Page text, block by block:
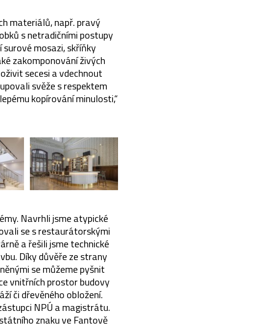
materiálů, např. pravý
s netradičními postupy
mosazi, skříňky
zakomponování živých
secesi a vdechnout
svěže s respektem
kopírování minulosti,“
Navrhli jsme atypické
se s restaurátorskými
a řešili jsme technické
Díky důvěře ze strany
se můžeme pyšnit
vnitřních prostor budovy
či dřevěného obložení.
NPÚ a magistrátu.
znaku ve Fantově